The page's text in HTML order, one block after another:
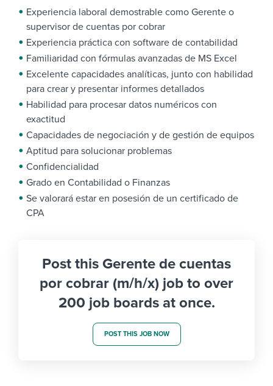
Experiencia laboral demostrable como Gerente o
supervisor de cuentas por cobrar
Experiencia práctica con software de contabilidad
Familiaridad con fórmulas avanzadas de MS Excel
Excelente capacidades analíticas, junto con habilidad
para crear y presentar informes detallados
Habilidad para procesar datos numéricos con
exactitud
Capacidades de negociación y de gestión de equipos
Aptitud para solucionar problemas
Confidencialidad
Grado en Contabilidad o Finanzas
Se valorará estar en posesión de un certificado de
CPA
Post this Gerente de cuentas
por cobrar (m/h/x) job to over
200 job boards at once.
POST THIS JOB NOW